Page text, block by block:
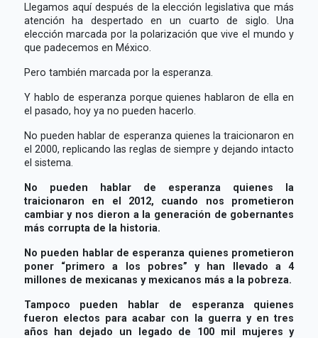
Llegamos aquí después de la elección legislativa que más
atención ha despertado en un cuarto de siglo. Una
elección marcada por la polarización que vive el mundo y
que padecemos en México.
Pero también marcada por la esperanza.
Y hablo de esperanza porque quienes hablaron de ella en
el pasado, hoy ya no pueden hacerlo.
No pueden hablar de esperanza quienes la traicionaron en
el 2000, replicando las reglas de siempre y dejando intacto
el sistema.
No pueden hablar de esperanza quienes la
traicionaron en el 2012, cuando nos prometieron
cambiar y nos dieron a la generación de gobernantes
más corrupta de la historia.
No pueden hablar de esperanza quienes prometieron
poner “primero a los pobres” y han llevado a 4
millones de mexicanas y mexicanos más a la pobreza.
Tampoco pueden hablar de esperanza quienes
fueron electos para acabar con la guerra y en tres
años han dejado un legado de 100 mil mujeres y